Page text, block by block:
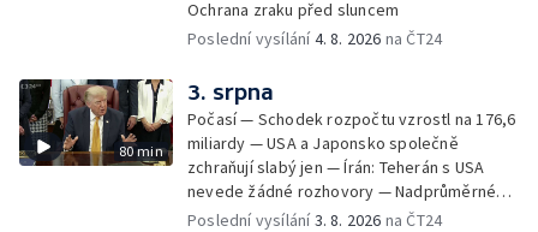
Ochrana zraku před sluncem
Poslední vysílání4. 8. 2026 na ČT24
80 min
3. srpna
Počasí — Schodek rozpočtu vzrostl na 176,6
miliardy — USA a Japonsko společně
zchraňují slabý jen — Írán: Teherán s USA
nevede žádné rozhovory — Nadprůměrné
množství vos v Česku
Poslední vysílání3. 8. 2026 na ČT24